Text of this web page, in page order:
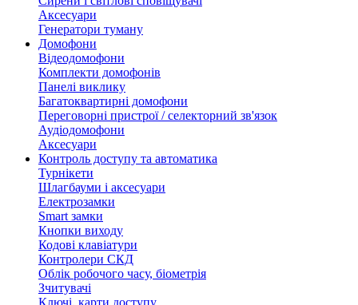
Аксесуари
Генератори туману
Домофони
Відеодомофони
Комплекти домофонів
Панелі виклику
Багатоквартирні домофони
Переговорні пристрої / селекторний зв'язок
Аудіодомофони
Аксесуари
Контроль доступу та автоматика
Турнікети
Шлагбауми і аксесуари
Електрозамки
Smart замки
Кнопки виходу
Кодові клавіатури
Контролери СКД
Облік робочого часу, біометрія
Зчитувачі
Ключі, карти доступу